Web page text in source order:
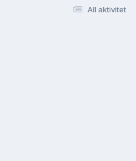
All aktivitet